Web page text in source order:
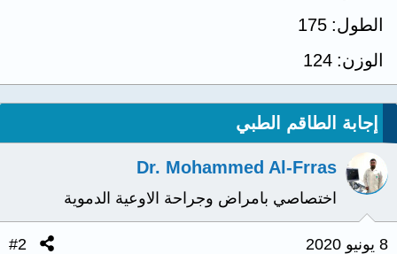
الطول 175
الوزن 124
إجابة الطاقم الطبي
Dr. Mohammed Al-Frras
اختصاصي بامراض وجراحة الاوعية الدموية
8 يونيو 2020 #2